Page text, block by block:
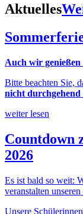
Aktuelles
Auch wir
Bitte beachten Sie,
nicht durchgehend
weiter lesen
Countdown
2026
Es ist bald so weit:
veranstalten
Unsere